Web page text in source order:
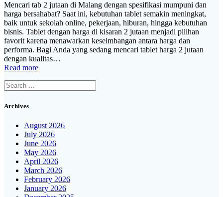
Mencari tab 2 jutaan di Malang dengan spesifikasi mumpuni dan
harga bersahabat? Saat ini, kebutuhan tablet semakin meningkat,
baik untuk sekolah online, pekerjaan, hiburan, hingga kebutuhan
bisnis. Tablet dengan harga di kisaran 2 jutaan menjadi pilihan
favorit karena menawarkan keseimbangan antara harga dan
performa. Bagi Anda yang sedang mencari tablet harga 2 jutaan
dengan kualitas…
Read more
Search
for:
Archives
August 2026
July 2026
June 2026
May 2026
April 2026
March 2026
February 2026
January 2026